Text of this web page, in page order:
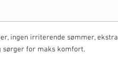
ingen irriterende sømmer, ekstra
sørger for maks komfort.